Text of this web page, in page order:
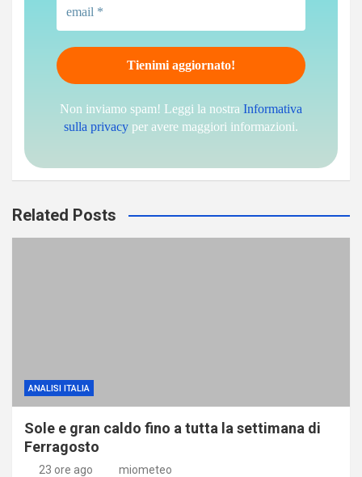
Non inviamo spam! Leggi la nostra Informativa
sulla privacy per avere maggiori informazioni.
Related Posts
ANALISI ITALIA
Sole e gran caldo fino a tutta la settimana di
Ferragosto
23 ore ago miometeo